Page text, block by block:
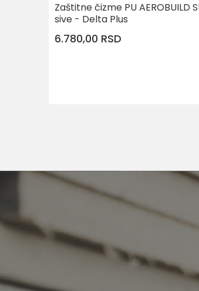
Zaštitne čizme PU AEROBUILD
sive - Delta Plus
6.780,00 RSD